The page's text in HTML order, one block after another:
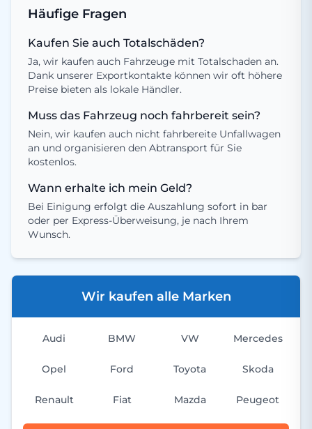
Häufige Fragen
Kaufen Sie auch Totalschäden?
Ja, wir kaufen auch Fahrzeuge mit Totalschaden an.
Dank unserer Exportkontakte können wir oft höhere
Preise bieten als lokale Händler.
Muss das Fahrzeug noch fahrbereit sein?
Nein, wir kaufen auch nicht fahrbereite Unfallwagen
an und organisieren den Abtransport für Sie
kostenlos.
Wann erhalte ich mein Geld?
Bei Einigung erfolgt die Auszahlung sofort in bar
oder per Express-Überweisung, je nach Ihrem
Wunsch.
Wir kaufen alle Marken
Audi BMW VW Mercedes
Opel Ford Toyota Skoda
Renault Fiat Mazda Peugeot